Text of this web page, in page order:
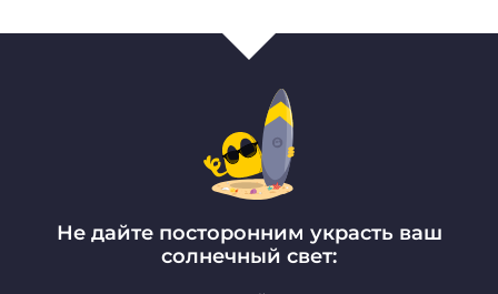
Не дайте посторонним украсть ваш
солнечный свет: